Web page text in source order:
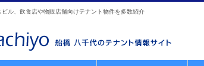
ル、飲食店や物販店舗向けテナント物件を多数紹介